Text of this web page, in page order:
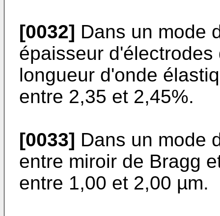
[0032] Dans un mode
épaisseur
longueur d'onde
entre 2,35 et 2,45%.
[0033] Dans un mode
entre miroir de Bragg
entre 1,00 et 2,00 µm.